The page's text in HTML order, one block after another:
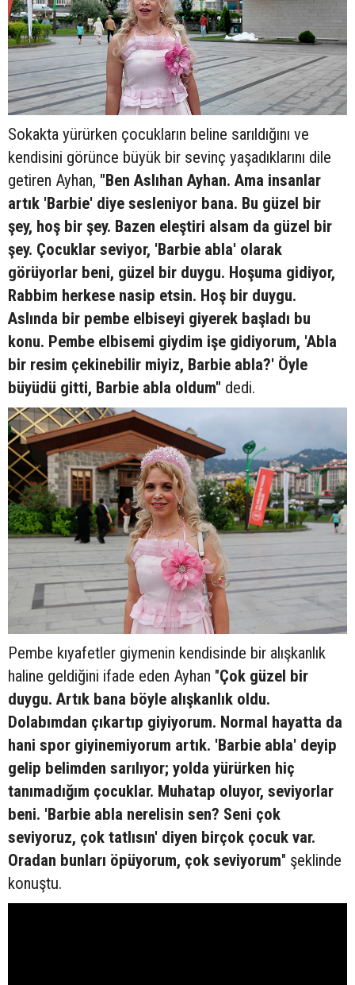
Sokakta yürürken çocukların beline sarıldığını ve
kendisini görünce büyük bir sevinç yaşadıklarını dile
getiren Ayhan, "Ben Aslıhan Ayhan. Ama insanlar
artık 'Barbie' diye sesleniyor bana. Bu güzel bir
şey, hoş bir şey. Bazen eleştiri alsam da güzel bir
şey. Çocuklar seviyor, 'Barbie abla' olarak
görüyorlar beni, güzel bir duygu. Hoşuma gidiyor,
Rabbim herkese nasip etsin. Hoş bir duygu.
Aslında bir pembe elbiseyi giyerek başladı bu
konu. Pembe elbisemi giydim işe gidiyorum, 'Abla
bir resim çekinebilir miyiz, Barbie abla?' Öyle
büyüdü gitti, Barbie abla oldum" dedi.
Pembe kıyafetler giymenin kendisinde bir alışkanlık
haline geldiğini ifade eden Ayhan "Çok güzel bir
duygu. Artık bana böyle alışkanlık oldu.
Dolabımdan çıkartıp giyiyorum. Normal hayatta da
hani spor giyinemiyorum artık. 'Barbie abla' deyip
gelip belimden sarılıyor; yolda yürürken hiç
tanımadığım çocuklar. Muhatap oluyor, seviyorlar
beni. 'Barbie abla nerelisin sen? Seni çok
seviyoruz, çok tatlısın' diyen birçok çocuk var.
Oradan bunları öpüyorum, çok seviyorum" şeklinde
konuştu.